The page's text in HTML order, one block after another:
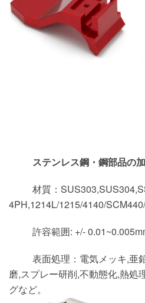
ステンレス鋼・鋼部品の
材質：
4PH,1214L/1215/4140/
許容範囲: +/-
表面処理：電気メッキ,亜
磨,スプレー研削,不動態化,熱処
グなど。